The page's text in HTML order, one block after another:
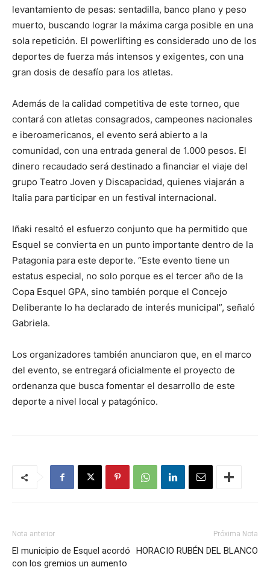
levantamiento de pesas: sentadilla, banco plano y peso
muerto, buscando lograr la máxima carga posible en una
sola repetición. El powerlifting es considerado uno de los
deportes de fuerza más intensos y exigentes, con una
gran dosis de desafío para los atletas.
Además de la calidad competitiva de este torneo, que
contará con atletas consagrados, campeones nacionales
e iberoamericanos, el evento será abierto a la
comunidad, con una entrada general de 1.000 pesos. El
dinero recaudado será destinado a financiar el viaje del
grupo Teatro Joven y Discapacidad, quienes viajarán a
Italia para participar en un festival internacional.
Iñaki resaltó el esfuerzo conjunto que ha permitido que
Esquel se convierta en un punto importante dentro de la
Patagonia para este deporte. “Este evento tiene un
estatus especial, no solo porque es el tercer año de la
Copa Esquel GPA, sino también porque el Concejo
Deliberante lo ha declarado de interés municipal”, señaló
Gabriela.
Los organizadores también anunciaron que, en el marco
del evento, se entregará oficialmente el proyecto de
ordenanza que busca fomentar el desarrollo de este
deporte a nivel local y patagónico.
Nota anterior
El municipio de Esquel acordó
con los gremios un aumento
Próxima Nota
HORACIO RUBÉN DEL BLANCO